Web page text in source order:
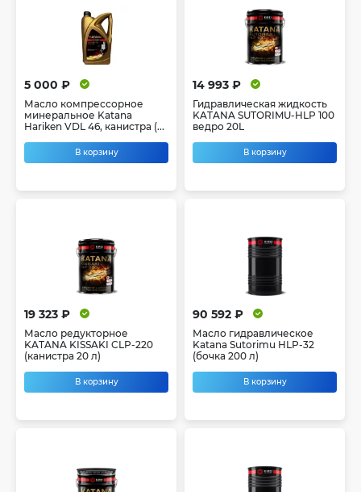
5 000 ₽
Масло компрессорное
минеральное Katana
Hariken VDL 46, канистра (...
В корзину
14 993 ₽
Гидравлическая жидкость
KATANA SUTORIMU-HLP 100
ведро 20L
В корзину
19 323 ₽
Масло редукторное
KATANA KISSAKI CLP-220
(канистра 20 л)
В корзину
90 592 ₽
Масло гидравлическое
Katana Sutorimu HLP-32
(бочка 200 л)
В корзину